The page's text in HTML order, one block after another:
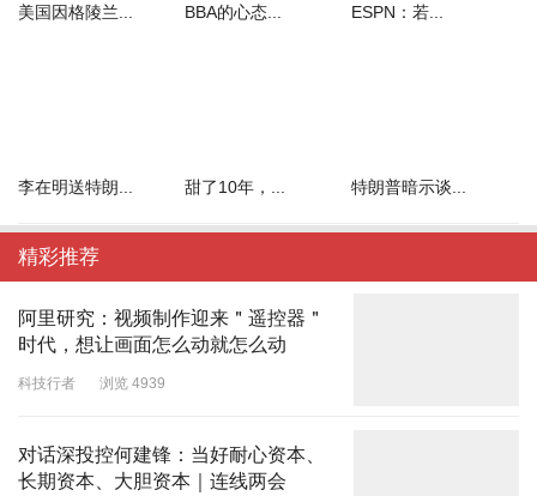
美国因格陵兰... BBA的心态... ESPN：若...
李在明送特朗... 甜了10年，... 特朗普暗示谈...
精彩推荐
阿里研究：视频制作迎来＂遥控器＂
时代，想让画面怎么动就怎么动
科技行者 浏览 4939
对话深投控何建锋：当好耐心资本、
长期资本、大胆资本｜连线两会